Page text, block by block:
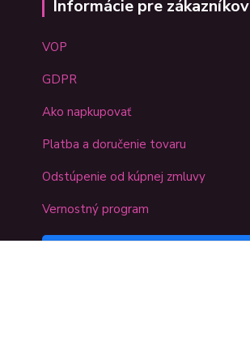
Informácie pre zákazníkov
VOP
GDPR
Ako napkupovať
Platba a doručenie tovaru
Odstúpenie od kúpnej zmluvy
Vernostný program